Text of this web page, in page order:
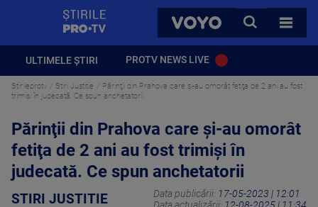
VOYO
CAUTA
TOATE
ULTIMELE ȘTIRI PROTV NEWS LIVE
Stirileprotv Stiri Justitie
Părinţii din Prahova care şi-au omorât fetiţa de 2 ani au fost
trimişi în judecată. Ce spun anchetatorii
Părinţii din Prahova care şi-au omorât
fetiţa de 2 ani au fost trimişi în
judecată. Ce spun anchetatorii
STIRI JUSTITIE Data publicării: 17-05-2023 | 12:01